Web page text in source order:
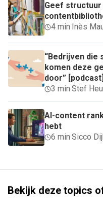
Geef
4 min· Inès
“Bedrijven die
komen deze
door” [podcast]
3 min·Stef
AI-content
hebt
6 min·Sicco
Bekijk deze topics